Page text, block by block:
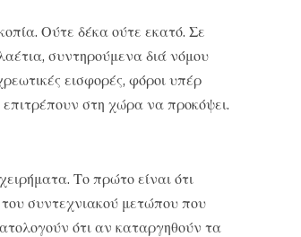
Ούτε δέκα ούτε εκατό. Σε
συντηρούμενα διά νόμου
εισφορές, φόροι υπέρ
επιτρέπουν στη χώρα να προκόψει.
Το πρώτο είναι ότι
του συντεχνιακού μετώπου που
ότι αν καταργηθούν τα